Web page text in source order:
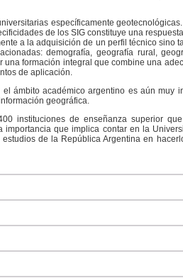
específicamente
de los SIG constituye una
a la adquisición de un perfil técnico sino
demografía, geografía rural,
formación integral que combine una
de aplicación.
ámbito académico argentino es aún muy
geográfica.
instituciones de enseñanza superior
que implica contar en la
de la República Argentina en